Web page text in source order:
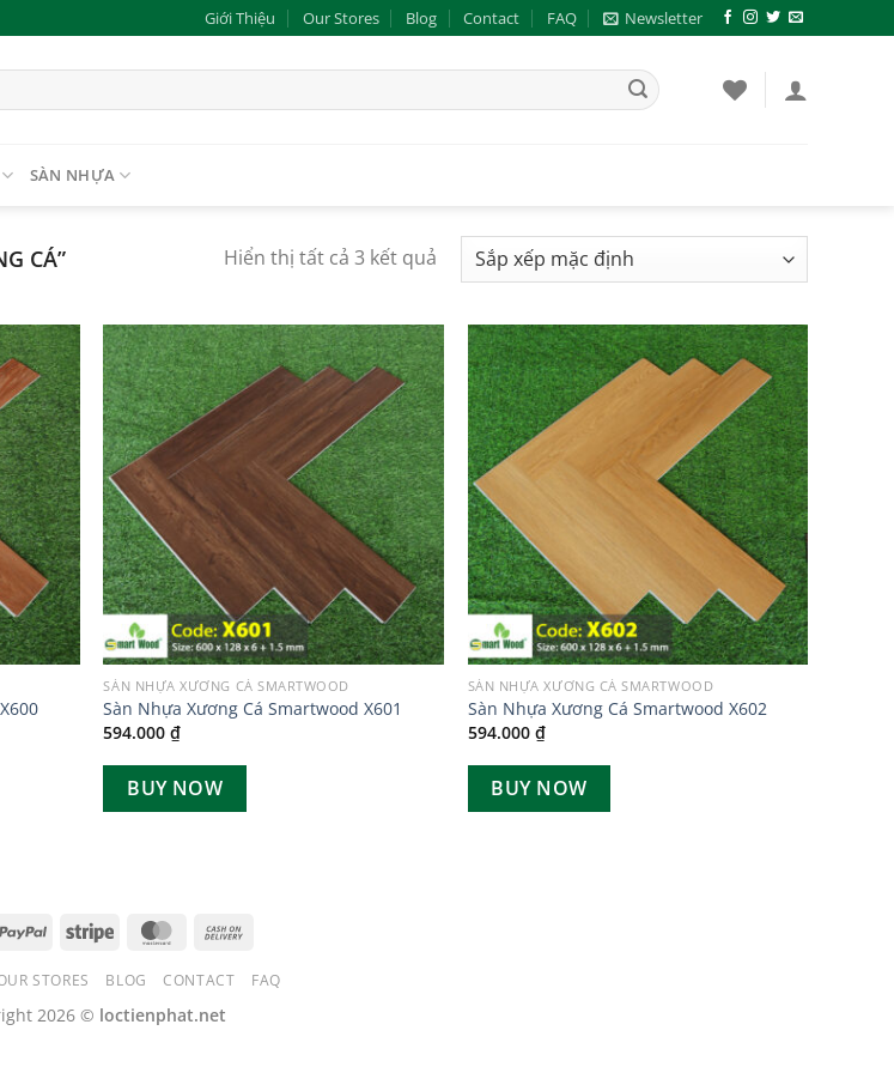
Giới Thiệu Our Stores Blog Contact FAQ Newsletter
SÀN NHỰA
CÁ” Hiển thị tất cả 3 kết quả
Add to
wishlist
Add to
wishlist
SÀN NHỰA XƯƠNG CÁ SMARTWOOD
Sàn Nhựa Xương Cá Smartwood X601
594.000₫
BUY NOW
Add to
wishlist
SÀN NHỰA XƯƠNG CÁ SMARTWOOD
Sàn Nhựa Xương Cá Smartwood X602
594.000 ₫
BUY NOW
STORES BLOG CONTACT FAQ
2026 © loctienphat.net